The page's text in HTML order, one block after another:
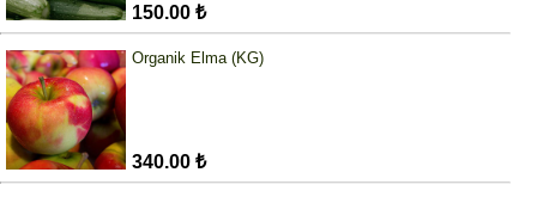
150.00 ₺
Organik Elma (KG)
340.00 ₺